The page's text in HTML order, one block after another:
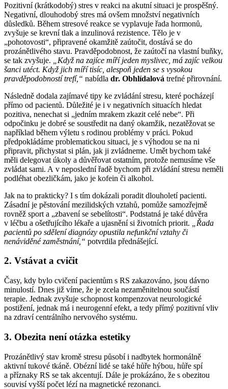
Pozitivní (krátkodobý) stres v reakci na akutní situaci je prospěšný.
Negativní, dlouhodobý stres má ovšem množství negativních
důsledků. Během stresové reakce se vyplavuje řada hormonů,
zvyšuje se krevní tlak a inzulinová rezistence. Tělo je v
„pohotovosti“, připravené okamžitě zaútočit, dostává se do
prozánětlivého stavu. Pravděpodobnost, že zaútočí na vlastní buňky,
se tak zvyšuje.
„Když na zajíce míří jeden myslivec, má zajíc velkou
šanci utéct. Když jich míří tisíc, alespoň jeden se s vysokou
pravděpodobností trefí,“ nabídla dr. Obhlídalová trefné přirovnání.
Následně dodala zajímavé tipy ke zvládání stresu, které pocházejí
přímo od pacientů. Důležité je i v negativních situacích hledat
pozitiva, nenechat si „jedním mrakem zkazit celé nebe“. Při
odpočinku je dobré se soustředit na daný okamžik, nezatěžovat se
například během výletu s rodinou problémy v práci. Pokud
předpokládáme problematickou situaci, je s výhodou se na ni
připravit, přichystat si plán, jak ji zvládneme. Umět bychom také
měli delegovat úkoly a důvěřovat ostatním, protože nemusíme vše
zvládat sami. A v neposlední řadě bychom při zvládání stresu neměli
podléhat obezličkám, jako je kofein či alkohol.
Jak na to prakticky? I s tím dokázali poradit dlouholetí pacienti.
Zásadní je pěstování mezilidských vztahů, pomůže samozřejmě
rovněž sport a „zbavení se sebelítosti“. Podstatná je také důvěra
v léčbu a ošetřujícího lékaře a ujasnění si životních priorit.
„Řada
pacientů po sdělení diagnózy opustila nefunkční vztahy či
nenáviděné zaměstnání,“ potvrdila přednášející.
2. Vstávat a cvičit
Časy, kdy bylo cvičení pacientům s RS zakazováno, jsou dávno
minulostí. Dnes již víme, že je zcela nezaměnitelnou součástí
terapie. Jednak zvyšuje schopnost kompenzovat neurologické
postižení, jednak má i neurogenní efekt, a tedy přímý pozitivní vliv
na zdraví centrálního nervového systému.
3. Obezita není otázka estetiky
Prozánětlivý stav kromě stresu působí i nadbytek hormonálně
aktivní tukové tkáně. Obézní lidé se také hůře hýbou, hůře spí
a příznaky RS se tak akcentují. Dále je prokázáno, že s obezitou
souvisí vyšší počet lézí na magnetické rezonanci.